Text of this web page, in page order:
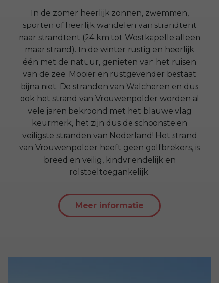
In de zomer heerlijk zonnen, zwemmen,
sporten of heerlijk wandelen van strandtent
naar strandtent (24 km tot Westkapelle alleen
maar strand). In de winter rustig en heerlijk
één met de natuur, genieten van het ruisen
van de zee. Mooier en rustgevender bestaat
bijna niet. De stranden van Walcheren en dus
ook het strand van Vrouwenpolder worden al
vele jaren bekroond met het blauwe vlag
keurmerk, het zijn dus de schoonste en
veiligste stranden van Nederland! Het strand
van Vrouwenpolder heeft geen golfbrekers, is
breed en veilig, kindvriendelijk en
rolstoeltoegankelijk.
Meer informatie